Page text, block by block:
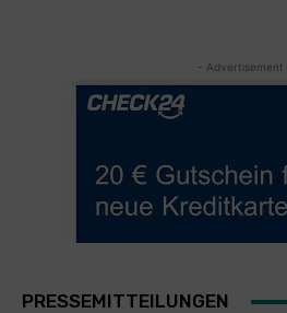
- Advertisement -
PRESSEMITTEILUNGEN